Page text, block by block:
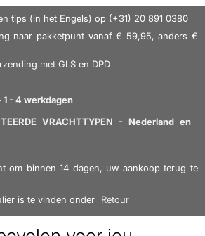
wil. Met geavanceerde
en tot 40.000
per Deze tandenborstel zorgt
reiniging en verwijdert tot 10 keer
conventionele tandenborstels. De
Tandenborstel heeft 4
(Clean, White, Gum
zodat je de reiniging kunt
van 30 seconden die u
voor elk kwadrant van uw
Het ergonomische ontwerp en
gegeven 1.0 van de 5
sterren
Gebaseerd op 1 beoordelingen
tips (in het Engels) op (+31) 20 891 0380
naar pakketpunt vanaf € 59,95, anders €
met GLS en DPD
1 - 4 werkdagen
VRACHTTYPEN - Nederland en
om binnen 14 dagen, uw aankoop terug te
is te vinden onder
Retour